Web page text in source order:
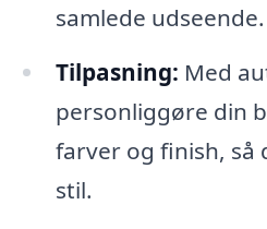
samlede udseende.
Tilpasning: Med
personliggøre din
farver og finish, så
stil.